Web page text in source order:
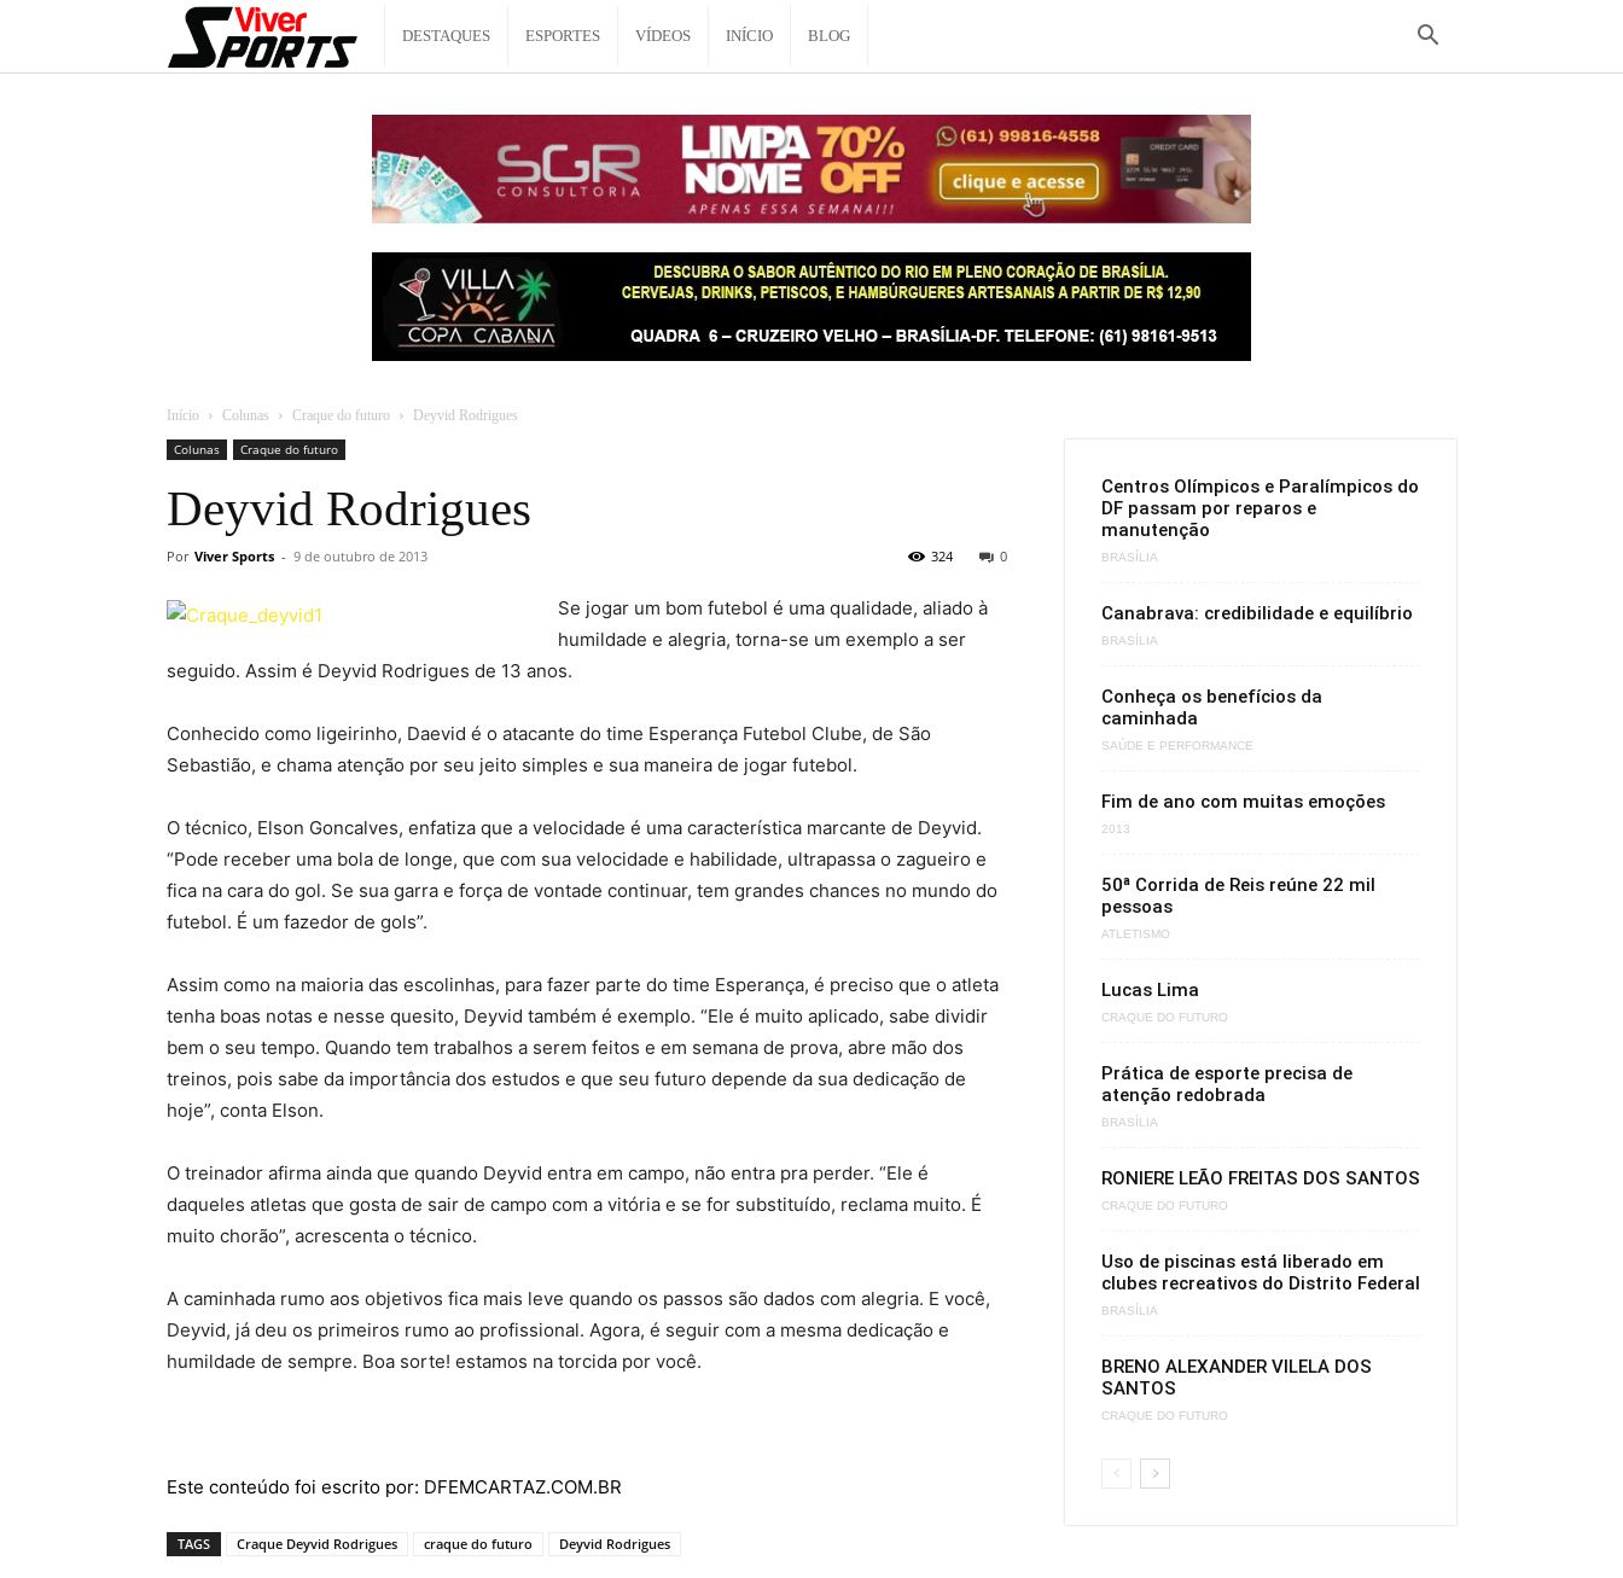
Viver
DESTAQUES ESPORTES VÍDEOS INÍCIO BLOG
Início Colunas Craque do futuro
Deyvid Rodrigues
Colunas
Craque do futuro
Deyvid Rodrigues
Por Viver Sports - 9 de outubro de 2013 0
324
Se jogar um bom futebol é uma qualidade, aliado à
humildade e alegria, torna-se um exemplo a ser
seguido. Assim é Deyvid Rodrigues de 13 anos.
Conhecido como ligeirinho, Daevid é o atacante do time Esperança Futebol Clube, de São
Sebastião, e chama atenção por seu jeito simples e sua maneira de jogar futebol.
O técnico, Elson Goncalves, enfatiza que a velocidade é uma característica marcante de Deyvid.
“Pode receber uma bola de longe, que com sua velocidade e habilidade, ultrapassa o zagueiro e
fica na cara do gol. Se sua garra e força de vontade continuar, tem grandes chances no mundo do
futebol. É um fazedor de gols”.
Assim como na maioria das escolinhas, para fazer parte do time Esperança, é preciso que o atleta
tenha boas notas e nesse quesito, Deyvid também é exemplo. “Ele é muito aplicado, sabe dividir
bem o seu tempo. Quando tem trabalhos a serem feitos e em semana de prova, abre mão dos
treinos, pois sabe da importância dos estudos e que seu futuro depende da sua dedicação de
hoje”, conta Elson.
O treinador afirma ainda que quando Deyvid entra em campo, não entra pra perder. “Ele é
daqueles atletas que gosta de sair de campo com a vitória e se for substituído, reclama muito. É
muito chorão”, acrescenta o técnico.
A caminhada rumo aos objetivos fica mais leve quando os passos são dados com alegria. E você,
Deyvid, já deu os primeiros rumo ao profissional. Agora, é seguir com a mesma dedicação e
humildade de sempre. Boa sorte! estamos na torcida por você.
Este conteúdo foi escrito por: DFEMCARTAZ.COM.BR
TAGS Craque Deyvid Rodrigues craque do futuro Deyvid Rodrigues
Centros Olímpicos e Paralímpicos do
DF passam por reparos e
manutenção
BRASÍLIA
Canabrava: credibilidade e equilíbrio
BRASÍLIA
Conheça os benefícios da
caminhada
SAÚDE E PERFORMANCE
Fim de ano com muitas emoções
2013
50ª Corrida de Reis reúne 22 mil
pessoas
ATLETISMO
Lucas Lima
CRAQUE DO FUTURO
Prática de esporte precisa de
atenção redobrada
BRASÍLIA
RONIERE LEÃO FREITAS DOS SANTOS
CRAQUE DO FUTURO
Uso de piscinas está liberado em
clubes recreativos do Distrito Federal
BRASÍLIA
BRENO ALEXANDER VILELA DOS
SANTOS
CRAQUE DO FUTURO